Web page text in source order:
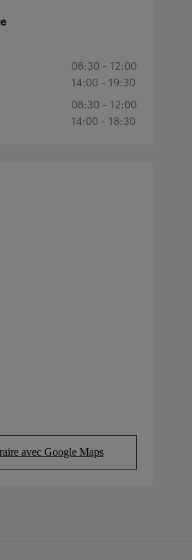
avec Google Maps
(Opens in new tab)
08:30 - 12:00
14:00 - 19:30
08:30 - 12:00
14:00 - 18:30